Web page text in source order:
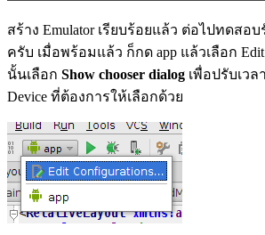
สร้าง Emulator เรียบร้อยแล้ว ต่อไปทดสอ
ครับ เมื่อพร้อมแล้ว ก็กด app แล้วเลือก
นั้นเลือก Show chooser dialog เพื่อปรับเว
Device ที่ต้องการให้เลือกด้วย